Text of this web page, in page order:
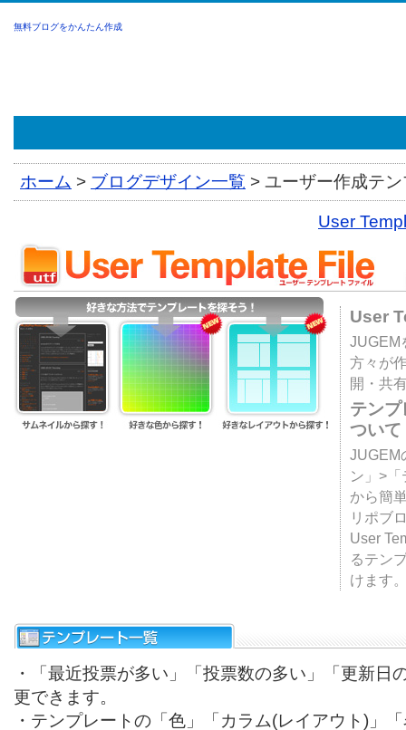
無料ブログをかんたん作成
ホーム > ブログデザイン一覧 > ユーザー作成テ
User
User
JUGEM
方々が
開・共
テン
ついて
JUGEM
ン」>
から簡
リポブ
User
るテン
けます
・「最近投票が多い」「投票数の多い」「更新日
更できます。
・テンプレートの「色」「カラム(レイアウト)」